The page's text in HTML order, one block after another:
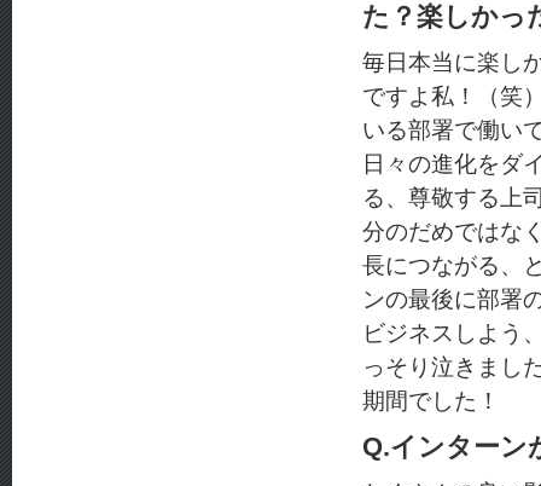
た？楽しかっ
毎日本当に楽し
ですよ私！（笑
いる部署で働い
日々の進化をダ
る、尊敬する上
分のだめではな
長につながる、
ンの最後に部署
ビジネスしよう
っそり泣きまし
期間でした！
Q.インターン